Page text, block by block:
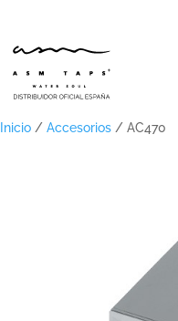
Inicio / Accesorios / AC470